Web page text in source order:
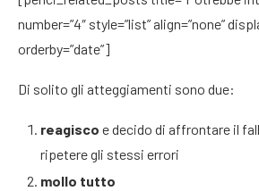
number=”4″ style=”list” align=”none”
orderby=”date”]
Di solito gli atteggiamenti sono due:
reagisco e decido di affrontare il
ripetere gli stessi errori
mollo tutto